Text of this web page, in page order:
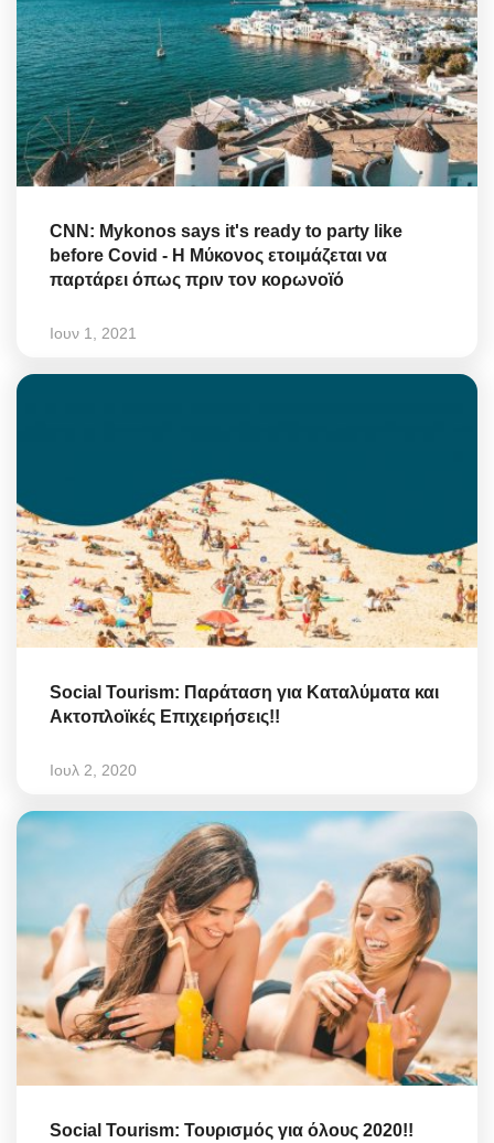
CNN: Mykonos says it's ready to party like
before Covid - Η Μύκονος ετοιμάζεται να
παρτάρει όπως πριν τον κορωνοϊό
Ιουν 1, 2021
Social Tourism: Παράταση για Καταλύματα και
Ακτοπλοϊκές Επιχειρήσεις!!
Ιουλ 2, 2020
Social Tourism: Τουρισμός για όλους 2020!!